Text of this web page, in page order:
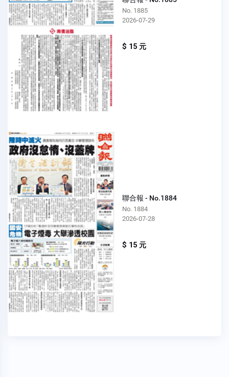
No. 1885
2026-07-29
$ 15 元
聯合報 - No.1884
No. 1884
2026-07-28
$ 15 元